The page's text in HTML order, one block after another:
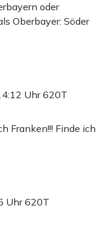
oder
Oberbayer: Söder
Uhr620T
Franken!!! Finde ich
Uhr620T